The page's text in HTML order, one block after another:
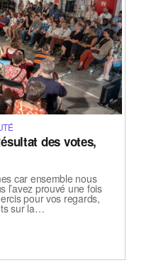
des votes,
car ensemble nous
l’avez prouvé une fois
pour vos regards,
sur la…